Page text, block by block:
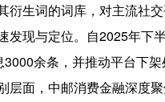
衍生词的词库，对主流社
发现与定位。自2025年下
3000余条，并推动平台下
面，中邮消费金融深度聚